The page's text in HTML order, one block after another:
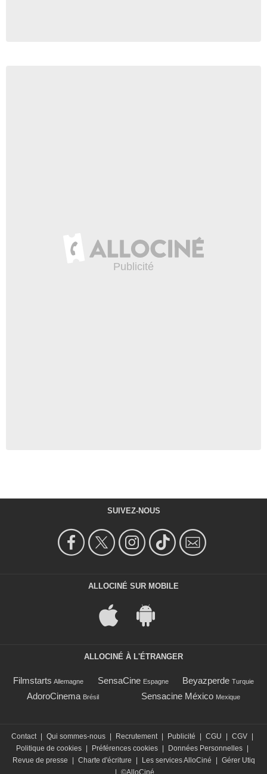
SUIVEZ-NOUS
ALLOCINÉ SUR MOBILE
ALLOCINÉ À L'ÉTRANGER
Filmstarts Allemagne SensaCine Espagne Beyazperde Turquie
AdoroCinema Brésil Sensacine México Mexique
Contact | Qui sommes-nous | Recrutement | Publicité | CGU | CGV |
Politique de cookies | Préférences cookies | Données Personnelles |
Revue de presse
| Charte d'écriture | Les services AlloCiné | Gérer Utiq
| ©AlloCiné